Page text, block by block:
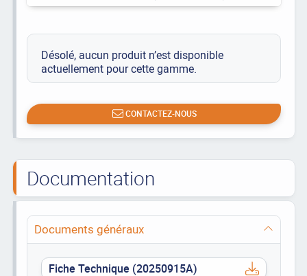
Désolé, aucun produit n’est disponible
actuellement pour cette gamme.
CONTACTEZ-NOUS
Documentation
Documents généraux
Fiche Technique (20250915A)